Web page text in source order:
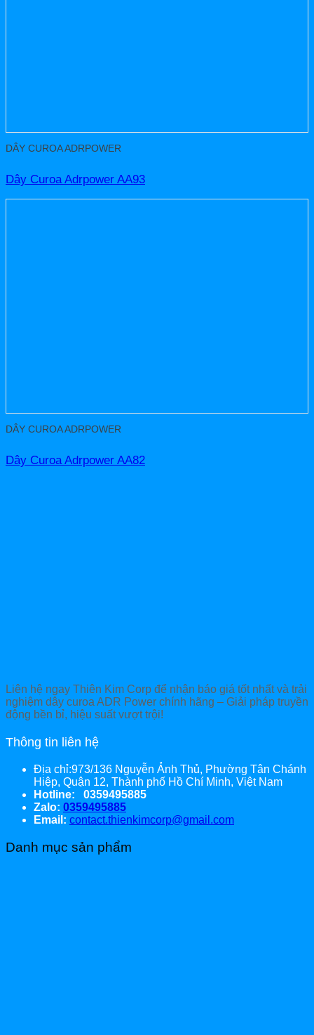
DÂY CUROA ADRPOWER
Dây Curoa Adrpower AA93
DÂY CUROA ADRPOWER
Dây Curoa Adrpower AA82
Liên hệ ngay Thiên Kim Corp để nhận báo giá tốt nhất và trải
nghiệm dây curoa ADR Power chính hãng – Giải pháp truyền
động bền bỉ, hiệu suất vượt trội!
Thông tin liên hệ
Địa chỉ:973/136 Nguyễn Ảnh Thủ, Phường Tân Chánh
Hiệp, Quận 12, Thành phố Hồ Chí Minh, Việt Nam
Hotline: 0359495885
Zalo: 0359495885
Email: contact.thienkimcorp@gmail.com
Danh mục sản phẩm